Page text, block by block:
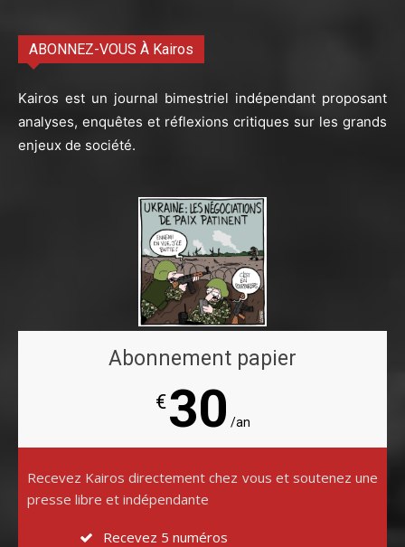
ABONNEZ-VOUS À Kairos
Kairos est un journal bimestriel indépendant proposant
analyses, enquêtes et réflexions critiques sur les grands
enjeux de société.
Abonnement papier
€30 /an
Recevez Kairos directement chez vous et soutenez une
presse libre et indépendante
Recevez 5 numéros